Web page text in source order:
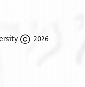
2026 The Trustees of Princeton University